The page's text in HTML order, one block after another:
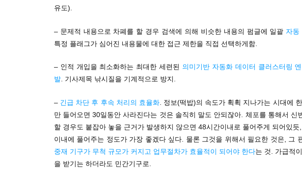
유도).
– 문제적 내용으로 차폐를 할 경우 검색에 의해 비슷한 내용의 펌글에 일괄 자동
특정 플래그가 심어진 내용물에 대한 접근 제한을 직접 선택하게함.
– 인적 개입을 최소화하는 최대한 세련된 의미기반 자동화 데이터 클러스터링
발. 기사제목 낚시질을 기계적으로 방지.
– 긴급 차단 후 후속 처리의 효율화. 정보(떡밥)의 속도가 휙휙 지나가는 시대에
만 들어오면 30일동안 사라진다는 것은 솔직히 말도 안되잖아. 체포를 통해서 신
할 경우도 붙잡아 놓을 근거가 발생하지 않으면 48시간이내로 풀어주게 되어있듯
이내에 풀어주는 정도가 가장 좋겠다 싶다. 물론 그것을 위해서 필요한 것은, 그
중재 기구가 무척 규모가 커지고 업무절차가 효율적이 되어야 한다는 것. 가급적
을 받기는 하더라도 민간기구로.